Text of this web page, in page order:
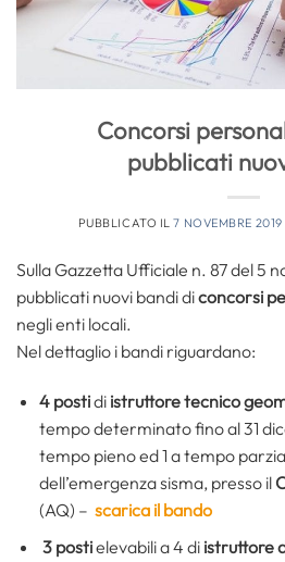
Concorsi
pubblicati
PUBBLICATO IL7 NOVEMBRE 2019
Sulla Gazzetta Ufficiale n. 87 del 5
pubblicati nuovi bandi diconcorsi
negli enti locali.
Nel dettaglio i bandi riguardano:
4 postidiistruttore tecnico
tempo determinato fino al 31
tempo pieno ed 1 a tempo
dell’emergenza sisma, presso il
(AQ) – scarica il bando
3 postielevabili a 4 diistruttore